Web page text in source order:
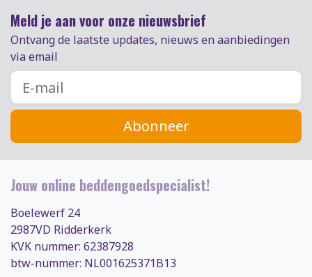
Meld je aan voor onze nieuwsbrief
Ontvang de laatste updates, nieuws en aanbiedingen
via email
Abonneer
Jouw online beddengoedspecialist!
Boelewerf 24
2987VD Ridderkerk
KVK nummer: 62387928
btw-nummer: NL001625371B13